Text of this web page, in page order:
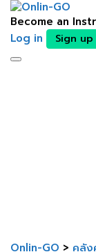
Become an
Log in
Sign up
Toggle
Onlin-GO > คลัง